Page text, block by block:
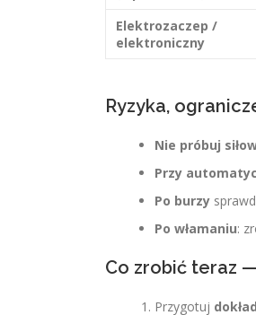
Elektrozaczep /
elektroniczny
Ryzyka,
Nie próbuj
Przy
Po burzy
Po włamaniu:
Co zrobić teraz
Przygotuj